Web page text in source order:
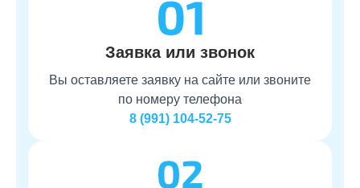
Заявка или звонок
Вы оставляете заявку на сайте или звоните
по номеру телефона
8 (991) 104-52-75